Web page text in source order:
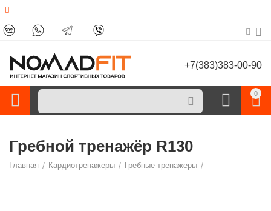
+7(383)383-00-90
0
Гребной тренажёр R130
Главная / Кардиотренажеры / Гребные тренажеры /